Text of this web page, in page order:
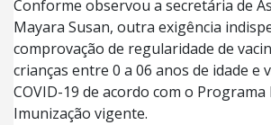
Conforme observou a secretária de
Mayara Susan, outra exigência
comprovação de regularidade de
crianças entre 0 a 06 anos de idade e
COVID-19 de acordo com o Programa
Imunização vigente.